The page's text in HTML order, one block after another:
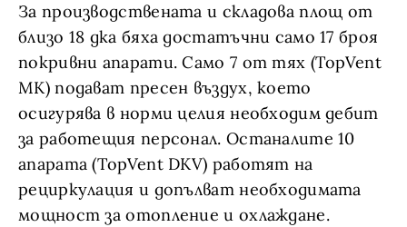
За производствената и складова площ от
близо 18 дка бяха достатъчни само 17 броя
покривни апарати. Само 7 от тях (TopVent
MK) подават пресен въздух, което
осигурява в норми целия необходим дебит
за работещия персонал. Останалите 10
апарата (TopVent DKV) работят на
рециркулация и допълват необходимата
мощност за отопление и охлаждане.